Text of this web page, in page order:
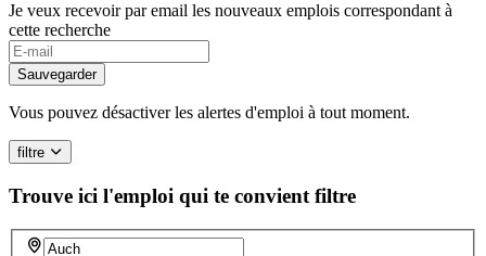
Je veux recevoir par email les nouveaux emplois correspondant à
cette recherche
If
you
are
a
human,
ignore
this
field
Sauvegarder
Vous pouvez désactiver les alertes d'emploi à tout moment.
filtre
Trouve ici l'emploi qui te convient filtre